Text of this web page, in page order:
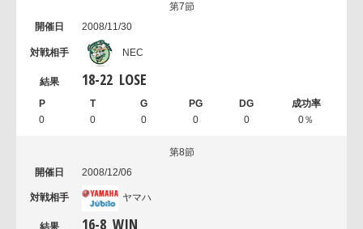
第7節
2008/11/30
NEC
18-22 LOSE
0 0 0 0 0 0％
第8節
2008/12/06
ヤマハ
16-8 WIN